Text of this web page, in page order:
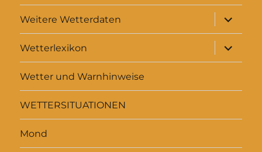
Weitere Wetterdaten
anzeigen
Wetterlexikon
anzeigen
Wetter und Warnhinweise
WETTERSITUATIONEN
Mond